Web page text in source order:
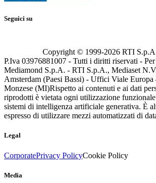
Seguici su
Copyright © 1999-2026 RTI
P.Iva 03976881007 - Tutti i diritti riservati -
Mediamond S.p.A. - RTI S.p.A., Mediaset
Amsterdam (Paesi Bassi) - Uffici Viale
Monzese (MI)Rispetto ai contenuti e ai dati
riprodotti è vietata ogni utilizzazione funzionale
sistemi di intelligenza artificiale generativa. È
espresso di utilizzare mezzi automatizzati di
Legal
CorporatePrivacy PolicyCookie Policy
Media